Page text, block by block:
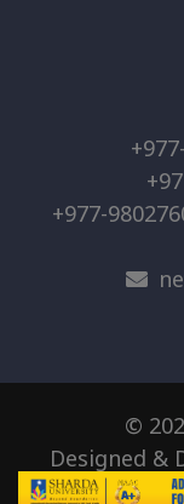
+977-
©
Designed &